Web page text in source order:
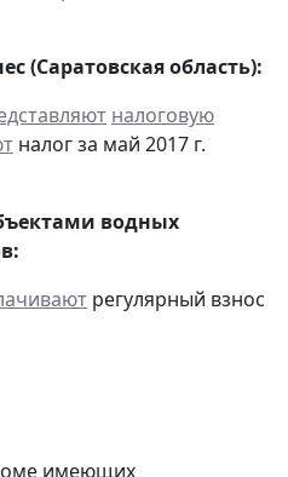
(Саратовская область):
налоговую
налог за май 2017 г.
водных
регулярный взнос
имеющих